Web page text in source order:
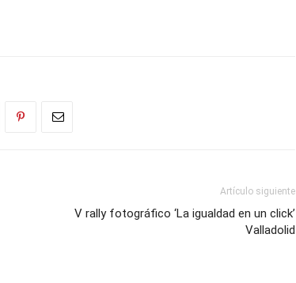
Artículo siguiente
V rally fotográfico ‘La igualdad en un click’
Valladolid